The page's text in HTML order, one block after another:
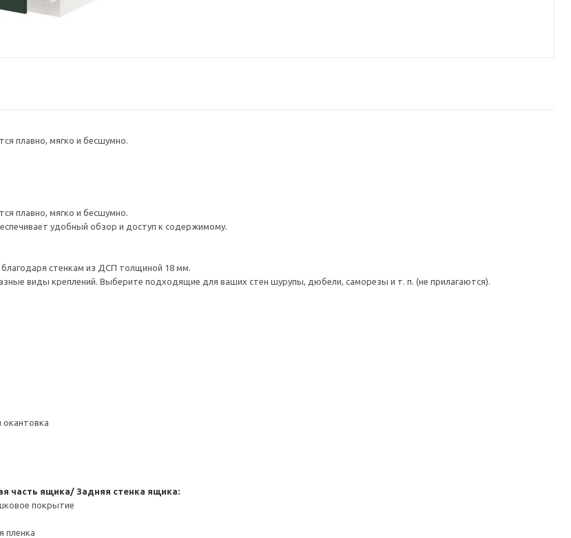
плавно, мягко и бесшумно.
плавно, мягко и бесшумно.
удобный обзор и доступ к содержимому.
стенкам из ДСП толщиной 18 мм.
виды креплений. Выберите подходящие для ваших стен шурупы, дюбели, саморезы и т. п. (не прилагаются).
окантовка
часть ящика/ Задняя стенка ящика:
покрытие
пленка